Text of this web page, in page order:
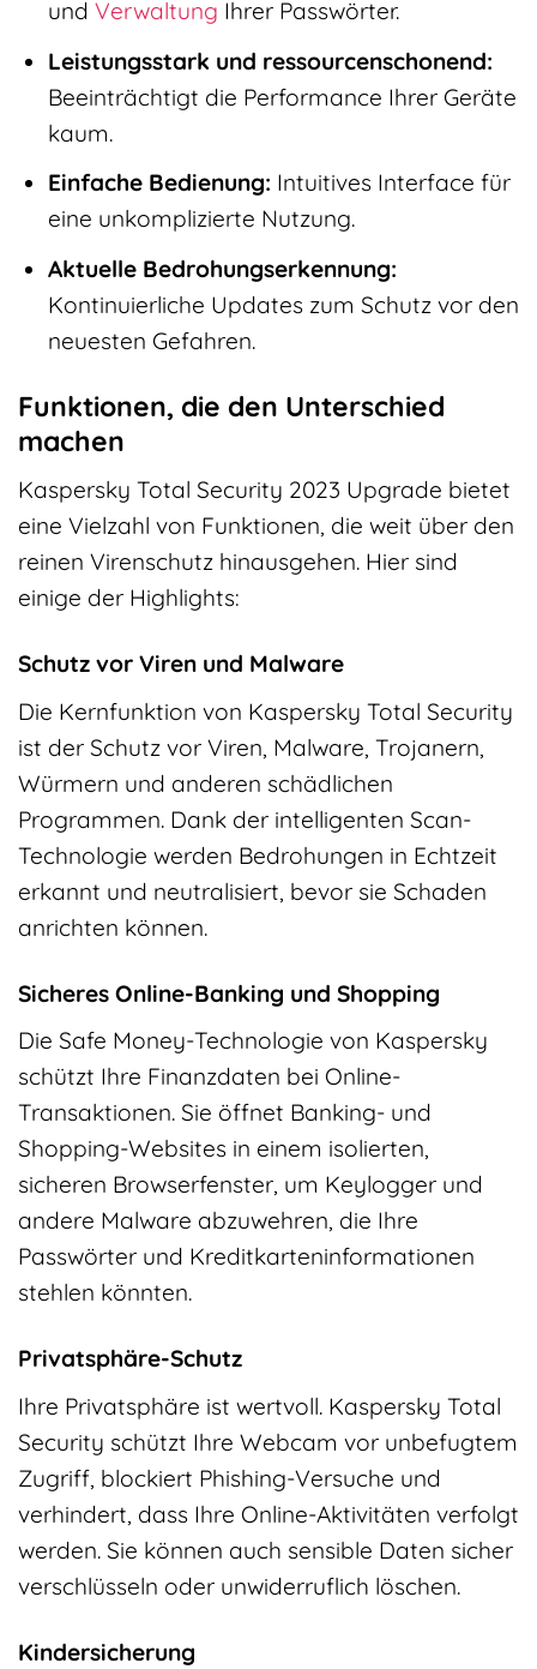
und Verwaltung Ihrer Passwörter.
Leistungsstark und ressourcenschonend:
Beeinträchtigt die Performance Ihrer Geräte
kaum.
Einfache Bedienung: Intuitives Interface für
eine unkomplizierte Nutzung.
Aktuelle Bedrohungserkennung:
Kontinuierliche Updates zum Schutz vor den
neuesten Gefahren.
Funktionen, die den Unterschied
machen
Kaspersky Total Security 2023 Upgrade bietet
eine Vielzahl von Funktionen, die weit über den
reinen Virenschutz hinausgehen. Hier sind
einige der Highlights:
Schutz vor Viren und Malware
Die Kernfunktion von Kaspersky Total Security
ist der Schutz vor Viren, Malware, Trojanern,
Würmern und anderen schädlichen
Programmen. Dank der intelligenten Scan-
Technologie werden Bedrohungen in Echtzeit
erkannt und neutralisiert, bevor sie Schaden
anrichten können.
Sicheres Online-Banking und Shopping
Die Safe Money-Technologie von Kaspersky
schützt Ihre Finanzdaten bei Online-
Transaktionen. Sie öffnet Banking- und
Shopping-Websites in einem isolierten,
sicheren Browserfenster, um Keylogger und
andere Malware abzuwehren, die Ihre
Passwörter und Kreditkarteninformationen
stehlen könnten.
Privatsphäre-Schutz
Ihre Privatsphäre ist wertvoll. Kaspersky Total
Security schützt Ihre Webcam vor unbefugtem
Zugriff, blockiert Phishing-Versuche und
verhindert, dass Ihre Online-Aktivitäten verfolgt
werden. Sie können auch sensible Daten sicher
verschlüsseln oder unwiderruflich löschen.
Kindersicherung